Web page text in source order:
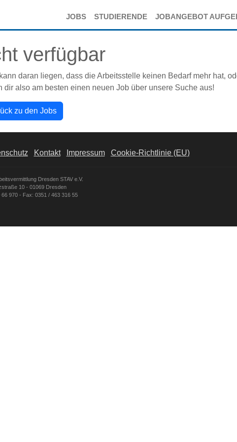
JOBS STUDIERENDE JOBANGEBOT
verfügbar
daran liegen, dass die Arbeitsstelle keinen Bedarf mehr hat,
also am besten einen neuen Job über unsere Suche aus!
zu den Jobs
Kontakt Impressum Cookie-Richtlinie (EU)
Dresden STAV e.V.
10 - 01069 Dresden
66 970 - Fax: 0351 / 463 316 55